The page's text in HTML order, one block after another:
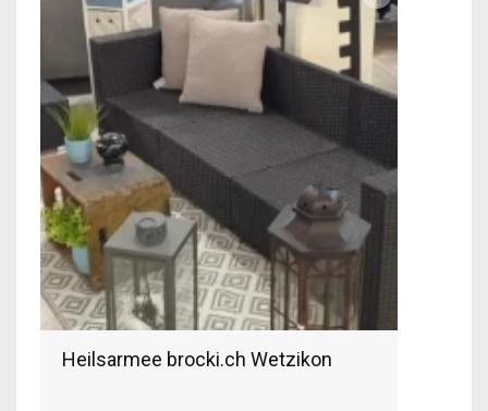
Heilsarmee brocki.ch Wetzikon